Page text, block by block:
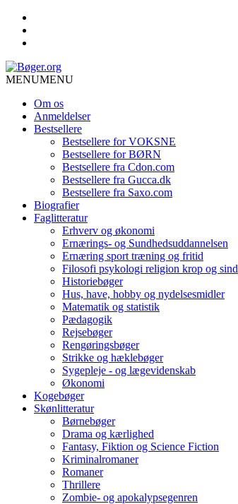
MENUMENU
Om os
Anmeldelser
Bestsellere
Bestsellere for VOKSNE
Bestsellere for BØRN
Bestsellere fra Cdon.com
Bestsellere fra Gucca.dk
Bestsellere fra Saxo.com
Biografier
Faglitteratur
Erhverv og økonomi
Ernærings- og Sundhedsuddannelsen
Ernæring sport træning og fritid
Filosofi psykologi religion krop og sind
Historiebøger
Hus, have, hobby og nydelsesmidler
Matematik og statistik
Pædagogik
Rejsebøger
Rengøringsbøger
Strikke og hæklebøger
Sygepleje - og lægevidenskab
Økonomi
Kogebøger
Skønlitteratur
Børnebøger
Drama og kærlighed
Fantasy, Fiktion og Science Fiction
Kriminalromaner
Romaner
Thrillere
Zombie- og apokalypsegenren